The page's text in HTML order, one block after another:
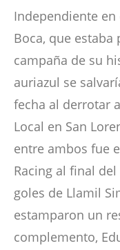
Independiente
Boca, que
campaña de su
auriazul se
fecha al derrotar
Local en San
entre ambos fue
Racing al final
goles de Llamil
estamparon un
complemento,